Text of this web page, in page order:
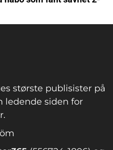
største publisister på
ledende siden for